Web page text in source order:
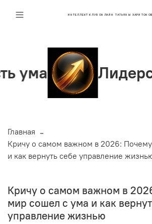
ИНТЕЛЛЕКТ КЛУБ ОНЛАЙН ТАТЬЯНЫ
Лидерство и
Главная
Кричу о самом важном в 2026:
и как вернуть себе управление
Кричу о самом важном в
мир сошел с ума и как
управление жизнью